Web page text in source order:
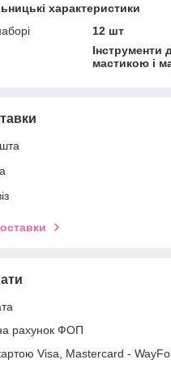
характеристики
12 шт
Інструменти
мастикою і
рахунок ФОП
Visa, Mastercard -